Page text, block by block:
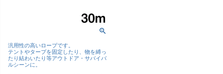
汎用性の高いロープです。
テントやタープを固定したり、物を縛っ
たり結わいたり等アウトドア・サバイバ
ルシーンに。